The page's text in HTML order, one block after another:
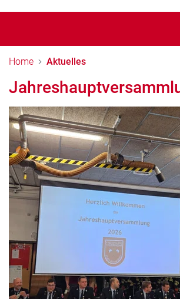
Home Aktuelles